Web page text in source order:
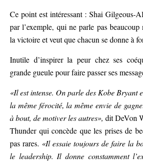
Ce point est intéressant : Shai Gilgeous-
par l’exemple, qui ne parle pas beaucoup
la victoire et veut que chacun se donne à
Inutile d’inspirer la peur chez ses
grande gueule pour faire passer ses
«Il est intense. On parle des Kobe Bryant
la même férocité, la même envie de
à bout, de motiver les autres», dit DeVon
Thunder qui concède que les prises de
pas rares. «Il essaie toujours de faire la
le leadership. Il donne constamment